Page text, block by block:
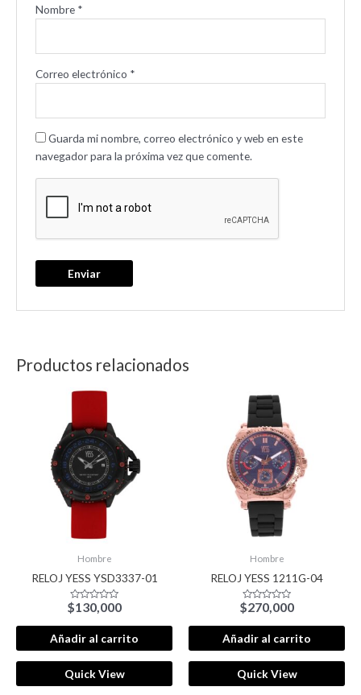
Nombre *
Correo electrónico *
Guarda mi nombre, correo electrónico y web en este
navegador para la próxima vez que comente.
Productos relacionados
Hombre
RELOJ YESS YSD3337-01
Valorado
con
0
de
5
$130,000
Añadir al carrito
Quick View
Hombre
RELOJ YESS 1211G-04
Valorado
con
0
de
5
$270,000
Añadir al carrito
Quick View